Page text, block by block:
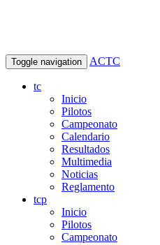
Toggle navigation ACTC
tc
Inicio
Pilotos
Campeonato
Calendario
Resultados
Multimedia
Noticias
Reglamento
tcp
Inicio
Pilotos
Campeonato